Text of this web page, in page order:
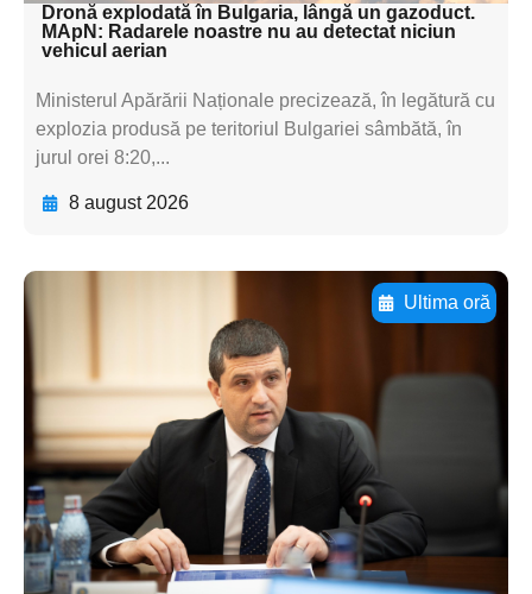
Dronă explodată în Bulgaria, lângă un gazoduct.
MApN: Radarele noastre nu au detectat niciun
vehicul aerian
Ministerul Apărării Naționale precizează, în legătură cu
explozia produsă pe teritoriul Bulgariei sâmbătă, în
jurul orei 8:20,...
8 august 2026
Ultima oră
Adaugă aici textul pentru
subtitluAdaugă aici
textul pentru
subtitluAdaugă aici
textul pentru
subtitluAdaugă aici
textul pentru subti